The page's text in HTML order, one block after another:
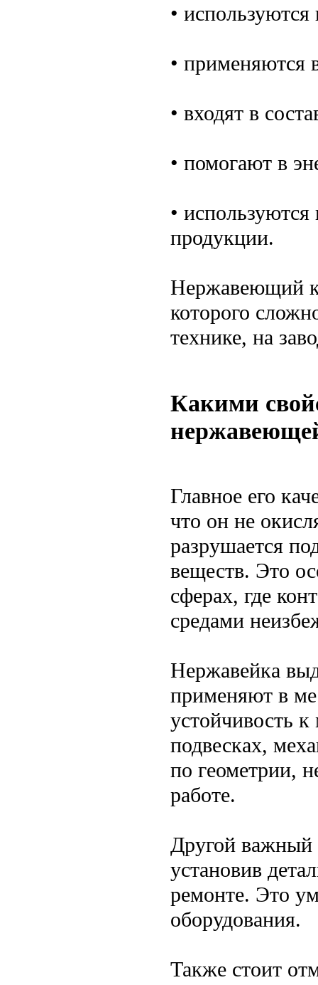
•
• применяются
• входят в
• помогают в
•
продукции.
Нержавеющий
которого
технике, на
Какими
Главное его
что он не
разрушается
веществ. Это
сферах, где
средами
Нержавейка
применяют в
устойчивость
подвесках,
по геометрии,
работе.
Другой важный
установив
ремонте. Это
оборудования.
Также стоит